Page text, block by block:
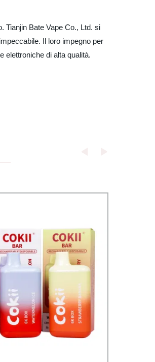
Tianjin Bate Vape Co., Ltd. si
Il loro impegno per
elettroniche di alta qualità.